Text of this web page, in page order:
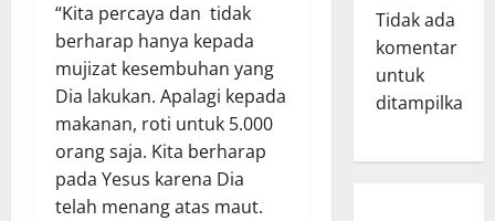
“Kita percaya dan tidak
berharap hanya kepada
mujizat kesembuhan yang
Dia lakukan. Apalagi kepada
makanan, roti untuk 5.000
orang saja. Kita berharap
pada Yesus karena Dia
telah menang atas maut.
Tidak ada
komentar
untuk
ditampilkan.